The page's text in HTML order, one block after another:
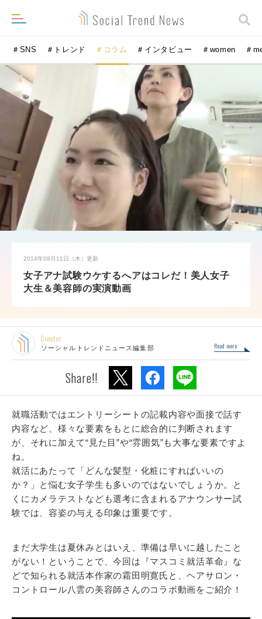
＃SNS ＃トレンド ＃コラム ＃インタビュー ＃women ＃
2014年09月11日（木） 更新
女子アナ試験ウケするへアはコレだ！美人女子
大生＆美容師の実演動画
Creator
ソーシャルトレンドニュース編集部 Read more
Share!!
就職活動ではエントリーシートの記載内容や面接で話す
内容など、様々な要素をもとに総合的に判断されます
が、それに加えて“見た目”や“雰囲気”も大事な要素ですよ
ね。
就活にあたって「どんな髪型・化粧にすればいいの
か？」と悩む女子学生も多いのではないでしょうか。と
くにカメラテストなども選考に含まれるアナウンサー試
験では、容姿の与える印象は重要です。
まだ大学生は夏休みとはいえ、準備は早いに越したこと
がない！ということで、今回は『マスコミ就活革命』な
どで知られる就活本作家の霜田明寛氏と、ヘアサロン・
コントロール八雲の美容師さんのコラボ動画をご紹介！